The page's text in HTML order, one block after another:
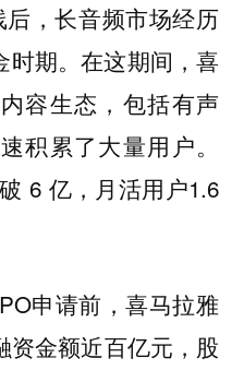
，长音频市场经历
时期。在这期间，喜
容生态，包括有声
积累了大量用户。
6 亿，月活用户1.6
申请前，喜马拉雅
资金额近百亿元，股